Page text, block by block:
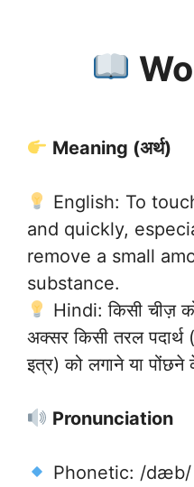
Meaning (अर्थ)
English: To
and quickly,
remove a small
substance.
Hindi: किसी चीज़
अक्सर किसी तरल पदार्थ
इत्र) को लगाने या पोंछने
Pronunciation
Phonetic: /dæb/